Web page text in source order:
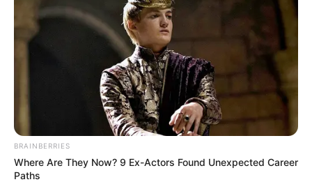
BRAINBERRIES
Where Are They Now? 9 Ex-Actors Found Unexpected Career
Paths